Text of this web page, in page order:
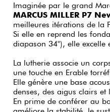
Imaginée par le grand
MARCUS MILLER P7
meilleures itérations de la
Si elle en reprend les
diapason 34"), elle
La lutherie associe un
une touche en Erable
Elle génère une base
denses, des aigus clairs et
En prime de conférer au